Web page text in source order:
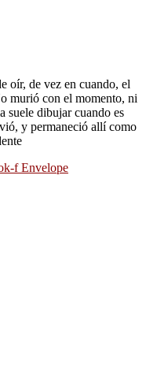
oír, de vez en cuando, el
murió con el momento, ni
suele dibujar cuando es
y permaneció allí como
f Envelope